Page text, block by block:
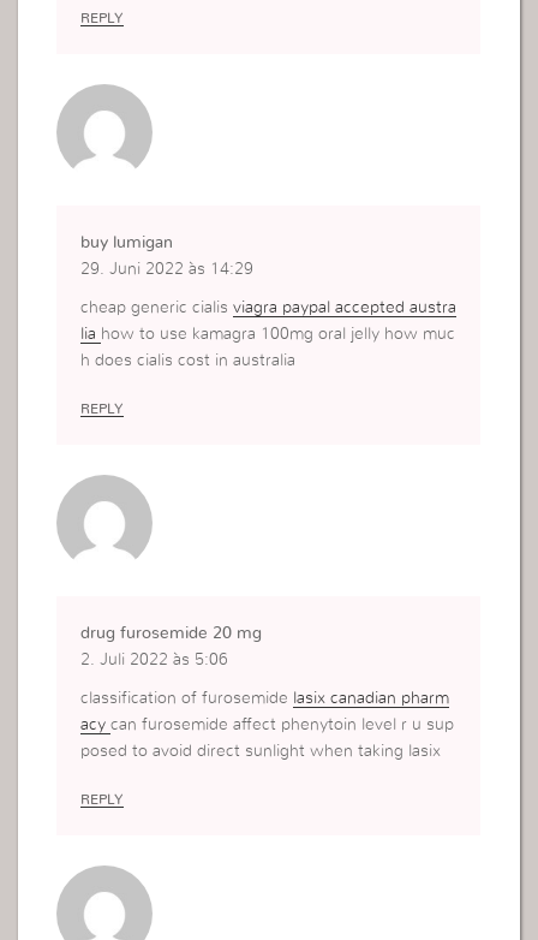
REPLY
buy lumigan
29. Juni 2022 às 14:29
cheap generic cialisviagra paypal accepted austra
lia how to use kamagra 100mg oral jelly how muc
h does cialis cost in australia
REPLY
drug furosemide 20 mg
2. Juli 2022 às 5:06
classification of furosemide lasix canadian pharm
acycan furosemide affect phenytoin level r u sup
posed to avoid direct sunlight when taking lasix
REPLY